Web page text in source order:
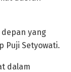
depan yang
Puji Setyowati.
dalam